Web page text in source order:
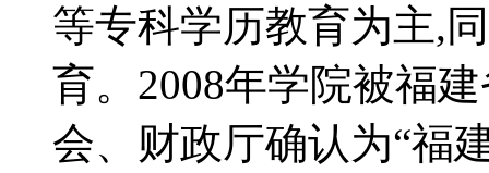
等专科学历教育为主,
育。2008年学院被福
会、财政厅确认为“福